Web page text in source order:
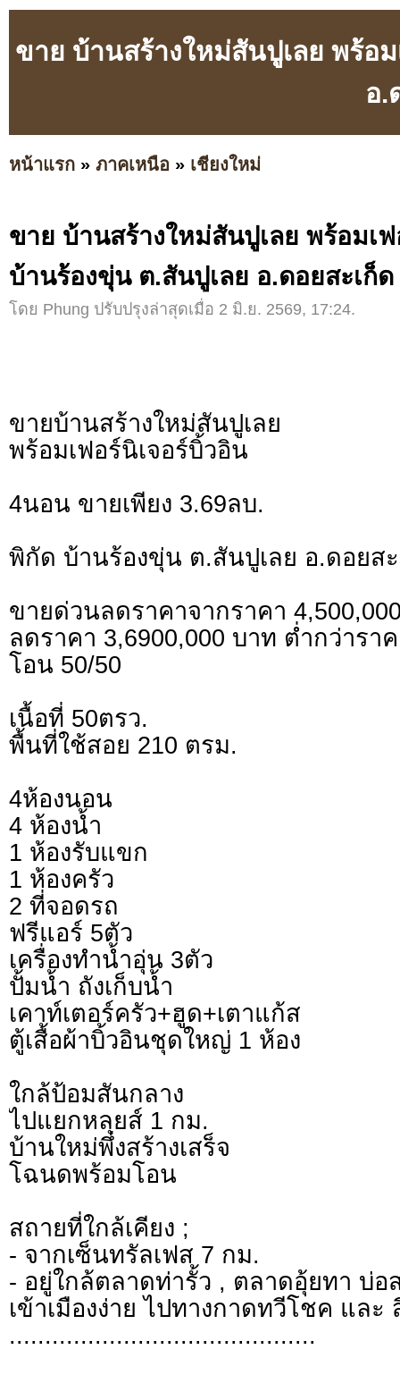
ขาย บ้านสร้างใหม่สันปูเลย พร้อ
อ.
หน้าแรก » ภาคเหนือ » เชียงใหม่
ขาย บ้านสร้างใหม่สันปูเลย พร้อมเ
บ้านร้องขุ่น ต.สันปูเลย อ.ดอยสะเก็ด
โดย Phung ปรับปรุงล่าสุดเมื่อ 2 มิ.ย. 2569, 17:24.
ขายบ้านสร้างใหม่สันปูเลย
พร้อมเฟอร์นิเจอร์บิ้วอิน
4นอน ขายเพียง 3.69ลบ.
พิกัด บ้านร้องขุ่น ต.สันปูเลย อ.ดอยสะ
ขายด่วนลดราคาจากราคา
ลดราคา 3,6900,000 บาท ต่ำกว่ารา
โอน 50/50
เนื้อที่ 50ตรว.
พื้นที่ใช้สอย 210 ตรม.
4ห้องนอน
4 ห้องน้ำ
1 ห้องรับแขก
1 ห้องครัว
2 ที่จอดรถ
ฟรีแอร์ 5ตัว
เครื่องทำน้ำอุ่น 3ตัว
ปั้มน้ำ ถังเก็บน้ำ
เคาท์เตอร์ครัว+ฮูด+เตาแก้ส
ตู้เสื้อผ้าบิ้วอินชุดใหญ่ 1 ห้อง
ใกล้ป้อมสันกลาง
ไปแยกหลุยส์ 1 กม.
บ้านใหม่พึ่งสร้างเสร็จ
โฉนดพร้อมโอน
สถายที่ใกล้เคียง ;
- จากเซ็นทรัลเฟส 7 กม.
- อยู่ใกล้ตลาดท่ารั้ว , ตลาดอุ้ยทา บ่อ
เข้าเมืองง่าย ไปทางกาดทวีโชค แล
...........................................